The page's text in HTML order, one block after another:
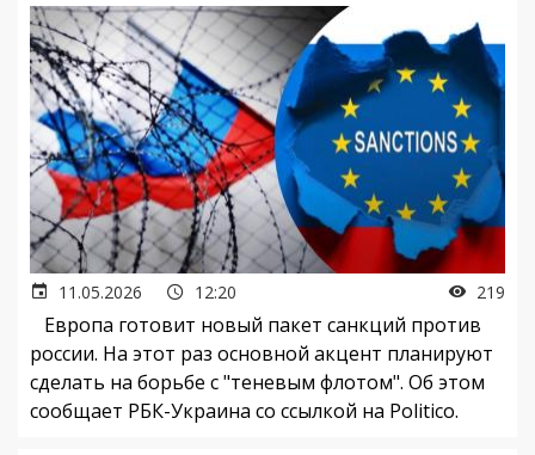
11.05.2026 12:20 219
Европа готовит новый пакет санкций против
россии. На этот раз основной акцент планируют
сделать на борьбе с "теневым флотом". Об этом
сообщает РБК-Украина со ссылкой на Politico.